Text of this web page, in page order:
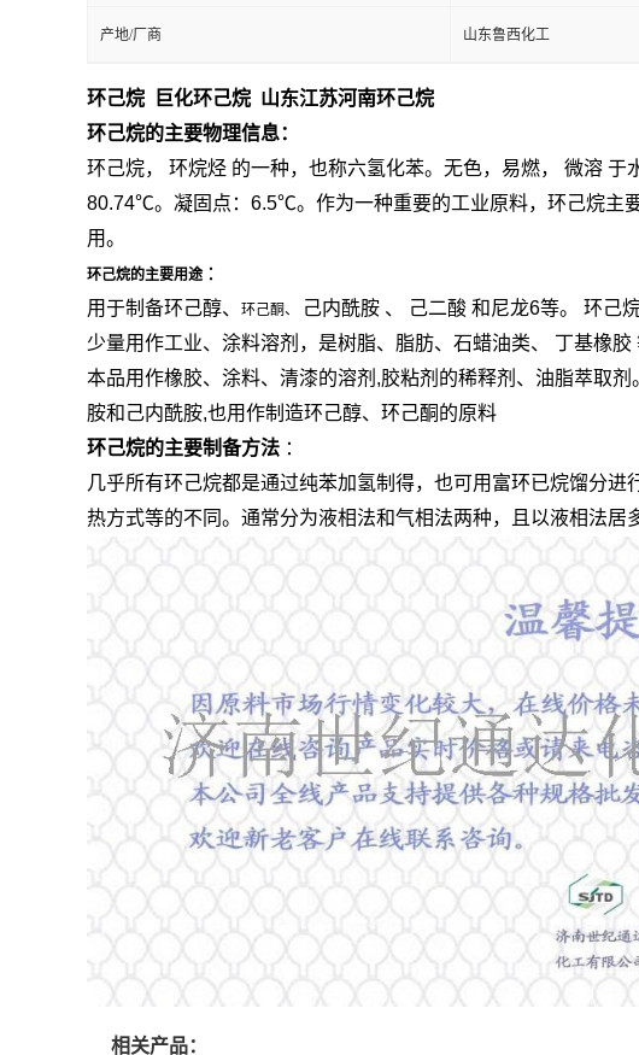
产地/厂商 山东鲁西化工
环己烷 巨化环己烷 山东江苏河南环己烷
环己烷的主要物理信息：
环己烷， 环烷烃 的一种，也称六氢化苯。无色，易燃， 微溶 于
80.74℃。凝固点：6.5℃。作为一种重要的工业原料，环己烷主
用。
环己烷的主要用途 ：
用于制备环己醇、
环己酮、 己内酰胺 、 己二酸 和尼龙6等。 环己
少量用作工业、涂料溶剂，是树脂、脂肪、石蜡油类、 丁基橡胶
本品用作橡胶、涂料、清漆的溶剂,胶粘剂的稀释剂、油脂萃取
胺和己内酰胺,也用作制造环己醇、环己酮的原料
环己烷的主要制备方法 ：
几乎所有环己烷都是通过纯苯加氢制得，也可用富环已烷馏分
热方式等的不同。通常分为液相法和气相法两种，且以液相法
相关产品：